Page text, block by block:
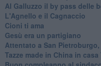
Al Galluzzo il by pass delle
L'Agnello e il Cagnaccio
Cioni ti ama
​Gesù era un partigiano
Attentato a San
Tazze made in China in casa